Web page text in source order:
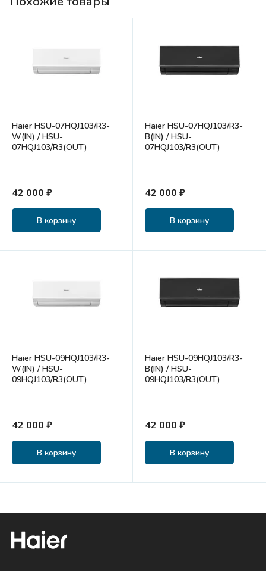
Haier HSU-07HQJ103/R3-
W(IN) / HSU-
07HQJ103/R3(OUT)
42 000 ₽
В корзину
Haier HSU-07HQJ103/R3-
B(IN) / HSU-
07HQJ103/R3(OUT)
42 000 ₽
В корзину
Haier HSU-09HQJ103/R3-
W(IN) / HSU-
09HQJ103/R3(OUT)
42 000 ₽
В корзину
Haier HSU-09HQJ103/R3-
B(IN) / HSU-
09HQJ103/R3(OUT)
42 000 ₽
В корзину